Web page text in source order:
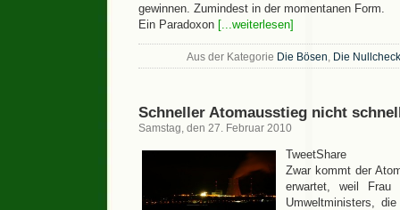
gewinnen. Zumindest in der momentanen Form.
Ein Paradoxon [...weiterlesen]
Aus der Kategorie Die Bösen, Die
Schneller Atomausstieg nicht
Samstag, den 27. Februar 2010
TweetShare
Zwar kommt der
erwartet, weil
Umweltministers,